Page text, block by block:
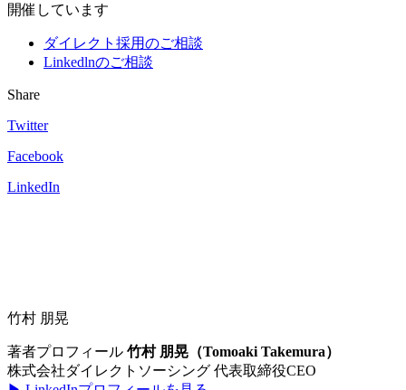
開催しています
ダイレクト採用のご相談
Linkedlnのご相談
Share
Twitter
Facebook
LinkedIn
竹村 朋晃
著者プロフィール 竹村 朋晃（Tomoaki Takemura）
株式会社ダイレクトソーシング 代表取締役CEO